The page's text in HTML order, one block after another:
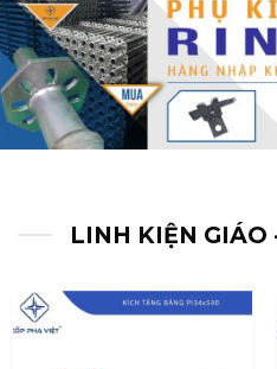
LINH KIỆN GIÁO